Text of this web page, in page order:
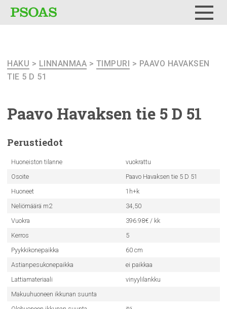
HAKU > LINNANMAA > TIMPURI > PAAVO HAVAKSEN
TIE 5 D 51
Paavo Havaksen tie 5 D 51
Perustiedot
Huoneiston tilanne
vuokrattu
Osoite
Paavo Havaksen tie 5 D 51
Huoneet
1h+k
Neliömäärä m2
34,50
Vuokra
396.98€ / kk
Kerros
5
Pyykkikonepaikka
60 cm
Astianpesukonepaikka
ei paikkaa
Lattiamateriaali
vinyylilankku
Makuuhuoneen ikkunan suunta